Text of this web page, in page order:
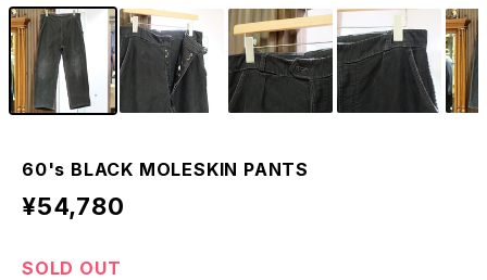
60's BLACK MOLESKIN PANTS
¥54,780
SOLD OUT